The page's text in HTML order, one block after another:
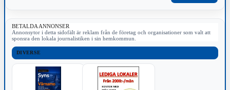
BETALDA ANNONSER
Annonsytor i detta sidofält är reklam från de företag och organisationer som valt att
sponsra den lokala journalistiken i sin hemkommun.
DIVERSE